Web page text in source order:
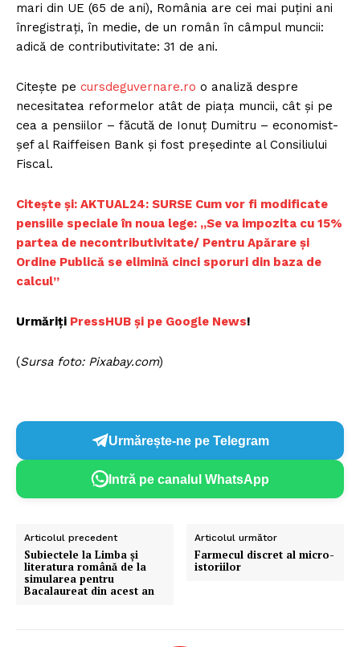
mari din UE (65 de ani), România are cei mai puțini ani
înregistrați, în medie, de un român în câmpul muncii:
adică de contributivitate: 31 de ani.
Citește pe cursdeguvernare.ro o analiză despre
necesitatea reformelor atât de piața muncii, cât și pe
cea a pensiilor – făcută de Ionuț Dumitru – economist-
șef al Raiffeisen Bank și fost președinte al Consiliului
Fiscal.
Citește și: AKTUAL24: SURSE Cum vor fi modificate
pensiile speciale în noua lege: „Se va impozita cu 15%
partea de necontributivitate/ Pentru Apărare și
Ordine Publică se elimină cinci sporuri din baza de
calcul”
Urmăriți PressHUB și pe Google News!
(Sursa foto: Pixabay.com)
Urmărește-ne pe Telegram
Intră pe canalul WhatsApp
Articolul precedent
Subiectele la Limba și
literatura română de la
simularea pentru
Bacalaureat din acest an
Articolul următor
Farmecul discret al micro-
istoriilor